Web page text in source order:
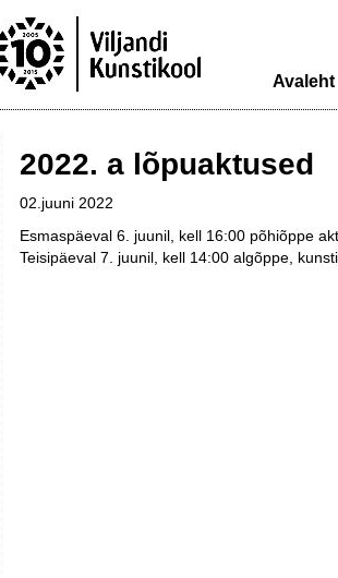
Avaleht
2022. a lõpuaktused
02.juuni 2022
Esmaspäeval 6. juunil, kell 16:00 põhiõppe
Teisipäeval 7. juunil, kell 14:00 algõppe,